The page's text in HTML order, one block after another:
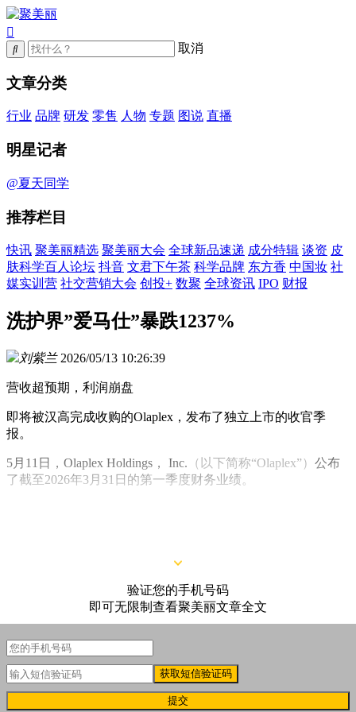
取消
文章分类
行业 品牌 研发 零售 人物 专题 图说 直播
明星记者
@夏天同学
推荐栏目
快讯 聚美丽精选 聚美丽大会 全球新品速递 成分特辑 谈资 皮
肤科学百人论坛 抖音 文君下午茶 科学品牌 东方香 中国妆 社
媒实训营 社交营销大会 创投+ 数聚 全球资讯 IPO 财报
洗护界”爱马仕”暴跌1237%
刘紫兰 2026/05/13 10:26:39
营收超预期，利润崩盘
即将被汉高完成收购的Olaplex，发布了独立上市的收官季
报。
5月11日，Olaplex Holdings， Inc. （以下简称“Olaplex”） 公布
了截至2026年3月31日的第一季度财务业绩。
验证您的手机号码
即可无限制查看聚美丽文章全文
获取短信验证码
提交